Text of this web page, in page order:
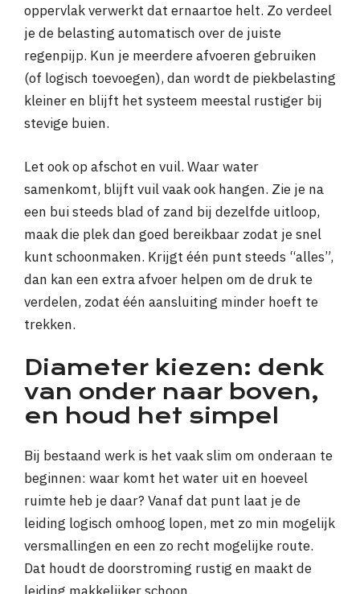
oppervlak verwerkt dat ernaartoe helt. Zo verdeel
je de belasting automatisch over de juiste
regenpijp. Kun je meerdere afvoeren gebruiken
(of logisch toevoegen), dan wordt de piekbelasting
kleiner en blijft het systeem meestal rustiger bij
stevige buien.
Let ook op afschot en vuil. Waar water
samenkomt, blijft vuil vaak ook hangen. Zie je na
een bui steeds blad of zand bij dezelfde uitloop,
maak die plek dan goed bereikbaar zodat je snel
kunt schoonmaken. Krijgt één punt steeds “alles”,
dan kan een extra afvoer helpen om de druk te
verdelen, zodat één aansluiting minder hoeft te
trekken.
Diameter kiezen: denk
van onder naar boven,
en houd het simpel
Bij bestaand werk is het vaak slim om onderaan te
beginnen: waar komt het water uit en hoeveel
ruimte heb je daar? Vanaf dat punt laat je de
leiding logisch omhoog lopen, met zo min mogelijk
versmallingen en een zo recht mogelijke route.
Dat houdt de doorstroming rustig en maakt de